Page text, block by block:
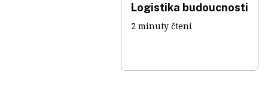
Logistika budoucnosti
2 minuty čtení